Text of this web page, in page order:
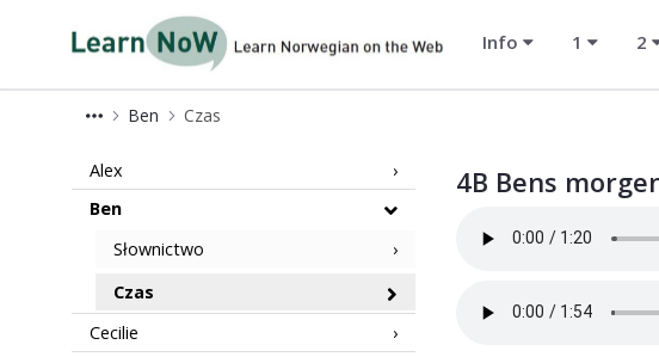
LearnNoW-pl Info 1 2
Ben Czas
4B LearnNow
Alex
Ben
Słownictwo
Czas
Cecilie
4B Bens